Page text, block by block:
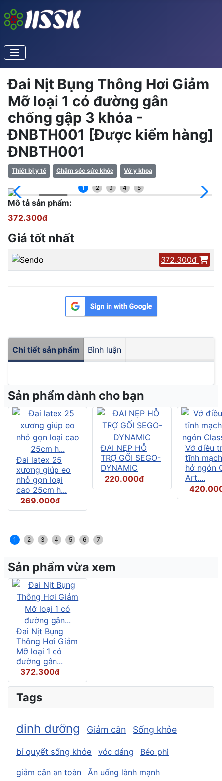
Đai Nịt Bụng Thông Hơi Giảm
Mỡ loại 1 có đường gân
chống gập 3 khóa -
ĐNBTH001 [Được kiểm hàng]
ĐNBTH001
Thiết bị y tế Chăm sóc sức khỏe Vớ y khoa
1 2 3 4 5
Mô tả sản phẩm:
372.300đ
Giá tốt nhất
372.300đ
Chi tiết sản phẩm Bình luận
Sản phẩm dành cho bạn
Đai latex 25
xương giúp eo
nhỏ gọn loại
cao 25cm h...
269.000đ
ĐAI NẸP HỖ
TRỢ GỐI SEGO-
DYNAMIC
220.000đ
Vớ điều
tĩnh
hở ngón
Art....
1 2 3 4 5 6 7
Sản phẩm vừa xem
Đai Nịt Bụng
Thông Hơi Giảm
Mỡ loại 1 có
đường gân...
372.300đ
Tags
dinh dưỡng Giảm cân Sống khỏe
bí quyết sống khỏe vóc dáng Béo phì
giảm cân an toàn
Ăn uống lành mạnh